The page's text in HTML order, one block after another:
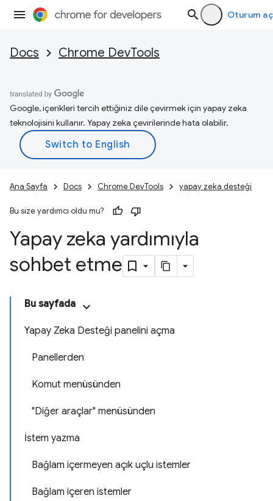
Oturum aç
Docs Chrome DevTools
Google, içerikleri tercih ettiğiniz dile çevirmek için yapay zeka
teknolojisini kullanır. Yapay zeka çevirilerinde hata olabilir.
Ana Sayfa Docs Chrome DevTools yapay zeka desteği
Bu size yardımcı oldu mu?
Yapay zeka yardımıyla
sohbet etme
Bu sayfada
Yapay Zeka Desteği panelini açma
Panellerden
Komut menüsünden
"Diğer araçlar" menüsünden
İstem yazma
Bağlam içermeyen açık uçlu istemler
Bağlam içeren istemler